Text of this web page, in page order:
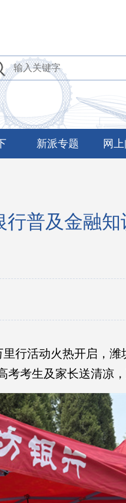
新派专题 网
行普及金融
行活动火热开启，
考生及家长送清凉